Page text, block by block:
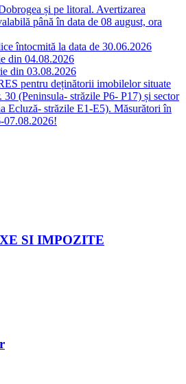
și pe litoral. Avertizarea
până în data de 08 august, ora
întocmită la data de 30.06.2026
din 04.08.2026
din 03.08.2026
pentru deținătorii imobilelor situate
30 (Peninsula- străzile P6- P17) și sector
Ecluză- străzile E1-E5). Măsurători în
07.08.2026!
SI IMPOZITE